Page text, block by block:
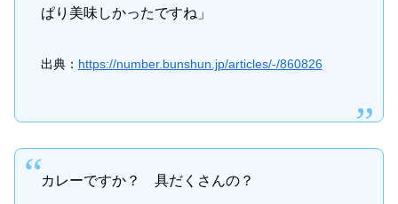
ぱり美味しかったですね」
出典： https://number.bunshun.jp/articles/-/860826
カレーですか？ 具だくさんの？